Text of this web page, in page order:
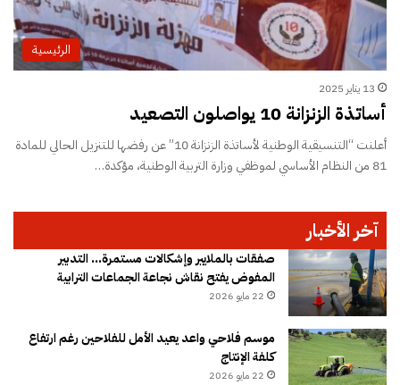
الرئيسية
13 يناير 2025
أساتذة الزنزانة 10 يواصلون التصعيد
أعلنت “التنسيقية الوطنية لأساتذة الزنزانة 10” عن رفضها للتنزيل الحالي للمادة
81 من النظام الأساسي لموظفي وزارة التربية الوطنية، مؤكدة…
آخر الأخبار
صفقات بالملايير وإشكالات مستمرة… التدبير
المفوض يفتح نقاش نجاعة الجماعات الترابية
22 مايو 2026
موسم فلاحي واعد يعيد الأمل للفلاحين رغم ارتفاع
كلفة الإنتاج
22 مايو 2026